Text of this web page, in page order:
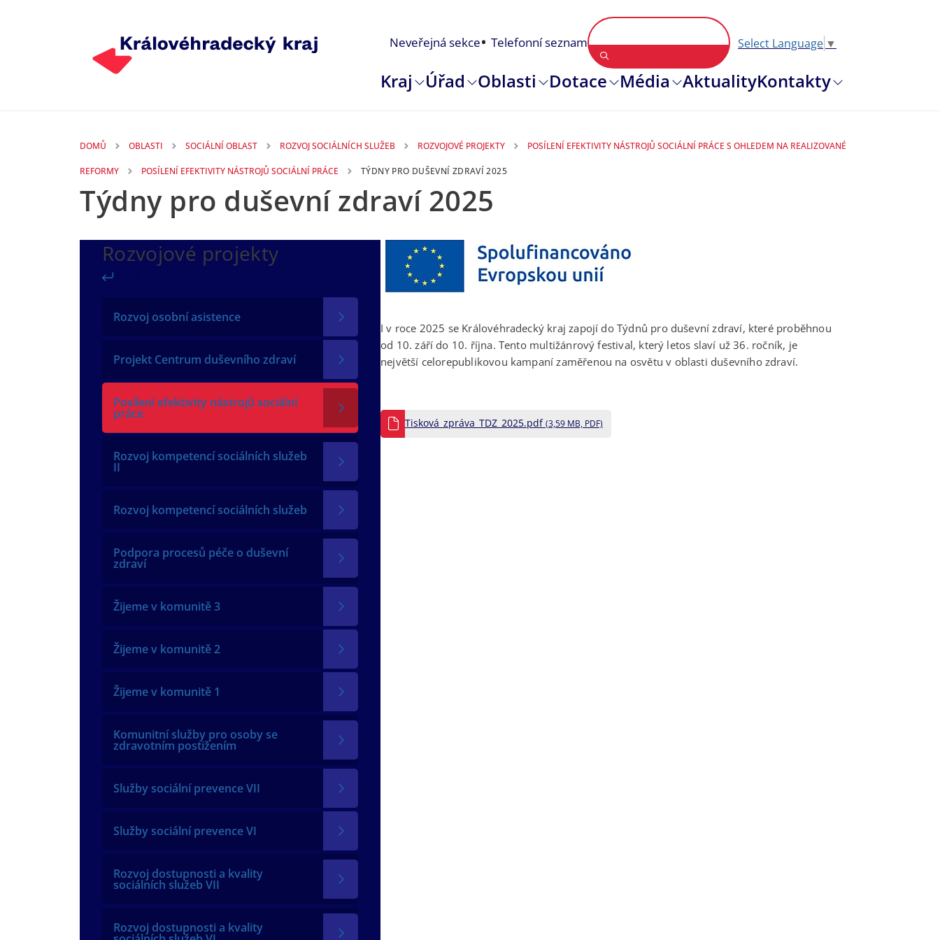
Neveřejná sekce Telefonní seznam Select Language ▼
Kraj Úřad Oblasti Dotace Média AktualityKontakty
DOMŮ OBLASTI SOCIÁLNÍ OBLAST ROZVOJ SOCIÁLNÍCH SLUŽEB ROZVOJOVÉ PROJEKTY POSÍLENÍ EFEKTIVITY NÁSTROJŮ SOCIÁLNÍ PRÁCE S OHLEDEM NA REALIZOVANÉ
REFORMY POSÍLENÍ EFEKTIVITY NÁSTROJŮ SOCIÁLNÍ PRÁCE TÝDNY PRO DUŠEVNÍ ZDRAVÍ 2025
Týdny pro duševní zdraví 2025
Rozvojové projekty
Rozvoj osobní asistence
Projekt Centrum duševního zdraví
Posílení efektivity nástrojů sociální
práce
Rozvoj kompetencí sociálních služeb
II
Rozvoj kompetencí sociálních služeb
Podpora procesů péče o duševní
zdraví
Žijeme v komunitě 3
Žijeme v komunitě 2
Žijeme v komunitě 1
Komunitní služby pro osoby se
zdravotním postižením
Služby sociální prevence VII
Služby sociální prevence VI
Rozvoj dostupnosti a kvality
sociálních služeb VII
Rozvoj dostupnosti a kvality
I v roce 2025 se Královéhradecký kraj zapojí do Týdnů pro duševní zdraví, které proběhnou
od 10. září do 10. října. Tento multižánrový festival, který letos slaví už 36. ročník, je
největší celorepublikovou kampaní zaměřenou na osvětu v oblasti duševního zdraví.
Tisková_zpráva_TDZ_2025.pdf (3,59 MB, PDF)